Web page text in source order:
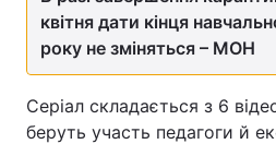
Техно і зв'язок
Здоров'я
квітня дати кінця
року не зміняться – МОН
Серіал складається з 6
беруть участь педагоги й